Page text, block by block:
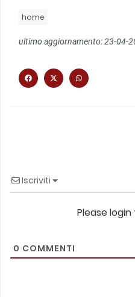
home
ultimo aggiornamento: 23-04-
Iscriviti
Please
0 COMMENTI